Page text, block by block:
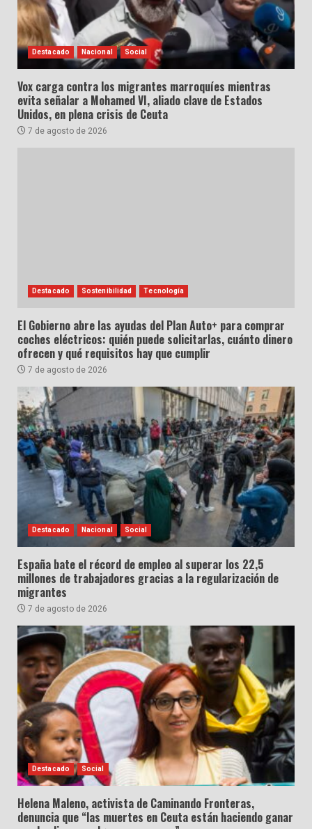
Destacado Nacional Social
Vox carga contra los migrantes marroquíes mientras
evita señalar a Mohamed VI, aliado clave de Estados
Unidos, en plena crisis de Ceuta
7 de agosto de 2026
Destacado Sostenibilidad Tecnología
El Gobierno abre las ayudas del Plan Auto+ para comprar
coches eléctricos: quién puede solicitarlas, cuánto dinero
ofrecen y qué requisitos hay que cumplir
7 de agosto de 2026
Destacado Nacional Social
España bate el récord de empleo al superar los 22,5
millones de trabajadores gracias a la regularización de
migrantes
7 de agosto de 2026
Destacado Social
Helena Maleno, activista de Caminando Fronteras,
denuncia que “las muertes en Ceuta están haciendo ganar